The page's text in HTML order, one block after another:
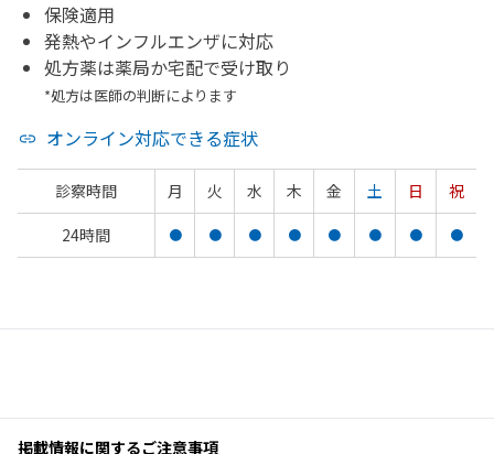
保険適用
発熱やインフルエンザに対応
処方薬は薬局か宅配で受け取り
*処方は医師の判断によります
オンライン対応できる症状
診察時間 月 火 水 木 金 土 日
祝
24時間
● ● ● ● ● ● ● ●
掲載情報に関するご注意事項